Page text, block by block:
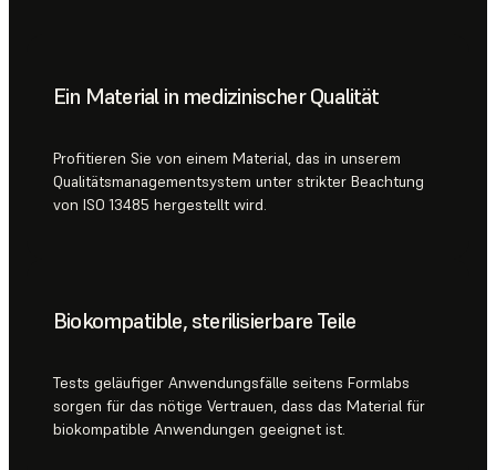
Ein Material in medizinischer Qualität
Profitieren Sie von einem Material, das in unserem
Qualitätsmanagementsystem unter strikter Beachtung
von ISO 13485 hergestellt wird.
Biokompatible, sterilisierbare Teile
Tests geläufiger Anwendungsfälle seitens Formlabs
sorgen für das nötige Vertrauen, dass das Material für
biokompatible Anwendungen geeignet ist.